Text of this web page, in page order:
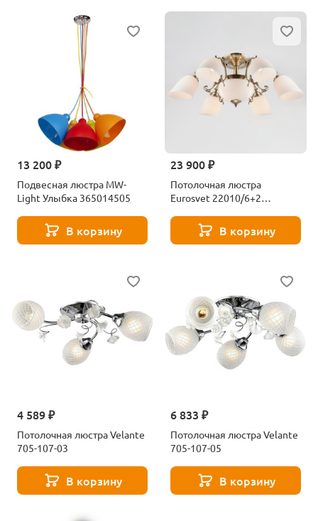
13 200 ₽
Подвесная люстра MW-
Light Улыбка 365014505
В корзину
23 900 ₽
Потолочная люстра
Eurosvet 22010/6+2
В корзину
4 589 ₽
Потолочная люстра Velante
705-107-03
В корзину
6 833 ₽
Потолочная люстра Velante
705-107-05
В корзину